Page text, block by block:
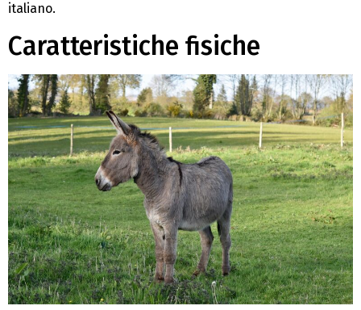
italiano.
Caratteristiche fisiche